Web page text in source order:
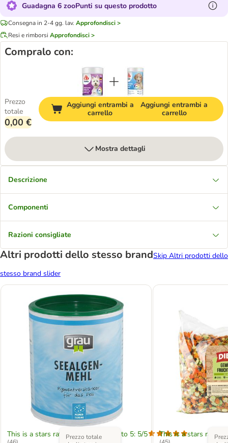
Guadagna 6 zooPunti su questo prodotto
Consegna in 2-4 gg. lav. Approfondisci >
Resi e rimborsi Approfondisci >
Compralo con:
Prezzo
totale
0,00 €
Aggiungi entrambi a
carrello
Aggiungi entrambi a
carrello
Mostra dettagli
Descrizione
Componenti
Razioni consigliate
Altri prodotti dello stesso brandSkip Altri prodotti dello
stesso brand slider
This is a stars rating area from zero to 5: 5/5
Prezzo totale
This is a stars rating